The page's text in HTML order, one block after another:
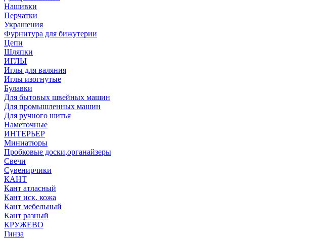
Нашивки
Перчатки
Украшения
Фурнитура для бижутерии
Цепи
Шляпки
ИГЛЫ
Иглы для валяния
Иглы изогнутые
Булавки
Для бытовых швейных машин
Для промышленных машин
Для ручного шитья
Наметочные
ИНТЕРЬЕР
Миниатюры
Пробковые доски,органайзеры
Свечи
Сувенирчики
КАНТ
Кант атласный
Кант иск. кожа
Кант мебельный
Кант разный
КРУЖЕВО
Гинза